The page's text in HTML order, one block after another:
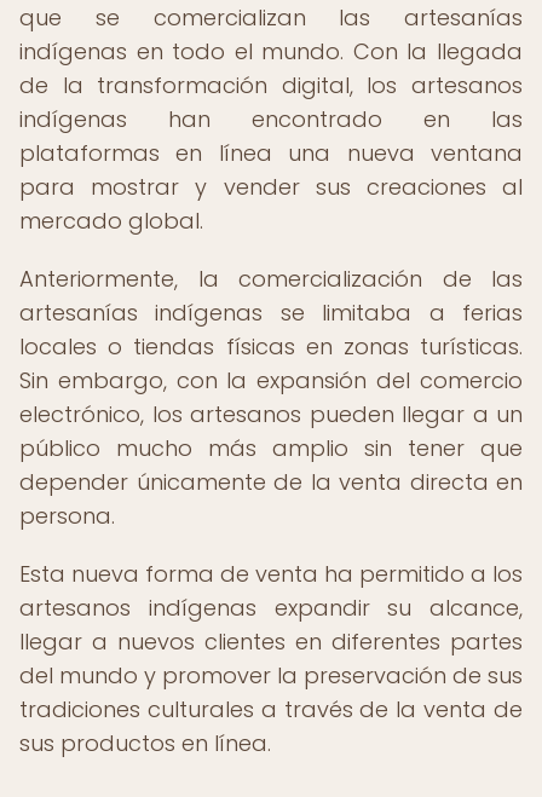
que se comercializan las artesanías
indígenas en todo el mundo. Con la llegada
de la transformación digital, los artesanos
indígenas han encontrado en las
plataformas en línea una nueva ventana
para mostrar y vender sus creaciones al
mercado global.
Anteriormente, la comercialización de las
artesanías indígenas se limitaba a ferias
locales o tiendas físicas en zonas turísticas.
Sin embargo, con la expansión del comercio
electrónico, los artesanos pueden llegar a un
público mucho más amplio sin tener que
depender únicamente de la venta directa en
persona.
Esta nueva forma de venta ha permitido a los
artesanos indígenas expandir su alcance,
llegar a nuevos clientes en diferentes partes
del mundo y promover la preservación de sus
tradiciones culturales a través de la venta de
sus productos en línea.